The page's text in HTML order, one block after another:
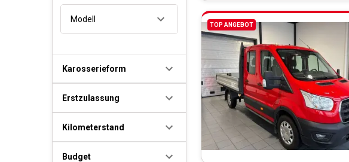
Modell
Karosserieform
Erstzulassung
Kilometerstand
Budget
TOP ANGEBOT